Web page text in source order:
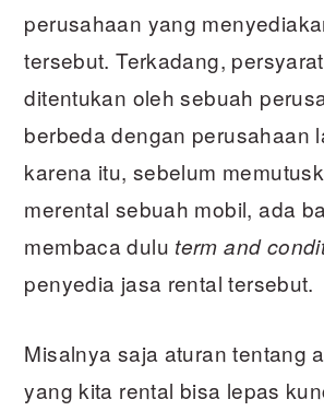
perusahaan yang
tersebut. Terkadang,
ditentukan oleh sebuah
berbeda dengan perusahaan
karena itu, sebelum
merental sebuah mobil, ada
membaca dulu term and
penyedia jasa rental tersebut.
Misalnya saja aturan tentang
yang kita rental bisa lepas